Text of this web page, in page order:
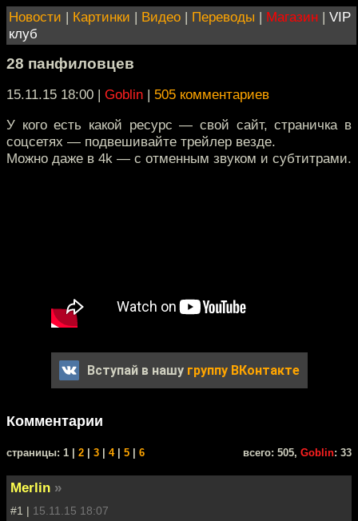
Новости | Картинки | Видео | Переводы | Магазин | VIP
клуб
28 панфиловцев
15.11.15 18:00 | Goblin | 505 комментариев
У кого есть какой ресурс — свой сайт, страничка в
соцсетях — подвешивайте трейлер везде.
Можно даже в 4k — c отменным звуком и субтитрами.
Вступай в нашу группу ВКонтакте
Комментарии
cтраницы: 1 | 2 3 4| 5 6 всего: 505, Goblin: 33
Merlin »
#1 | 15.11.15 18:07